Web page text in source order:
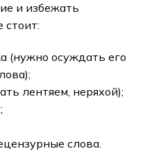
и избежать
стоит:
(нужно осуждать его
лентяем, неряхой);
слова.